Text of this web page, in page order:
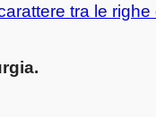
tra le